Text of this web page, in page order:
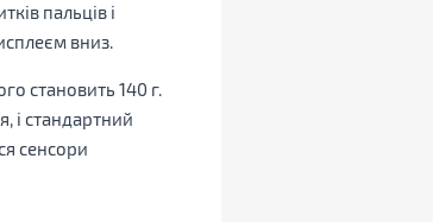
пальців і
вниз.
становить 140 г.
і стандартний
сенсори